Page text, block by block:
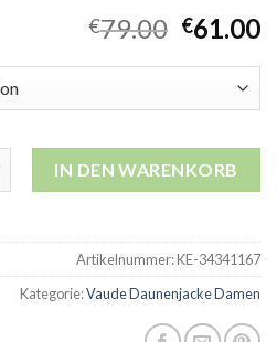
€79.00 €61.00
IN DEN WARENKORB
Artikelnummer:KE-34341167
Kategorie:Vaude Daunenjacke Damen